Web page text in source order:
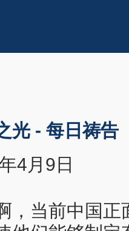
光 - 每日祷告
4月9日
，当前中国正